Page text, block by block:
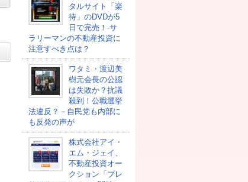
タルサイト「楽
待」のDVDが5
日で完売！-サ
ラリーマンの不動産投資に
注意すべき点は？
ワタミ・渡辺美
樹元会長の公認
は失敗か？抗議
殺到！公職選挙
法違反？－自民党も内部に
も反発の声が
株式会社アイ・
エム・ジェイ、
不動産投資オー
クション「プレ